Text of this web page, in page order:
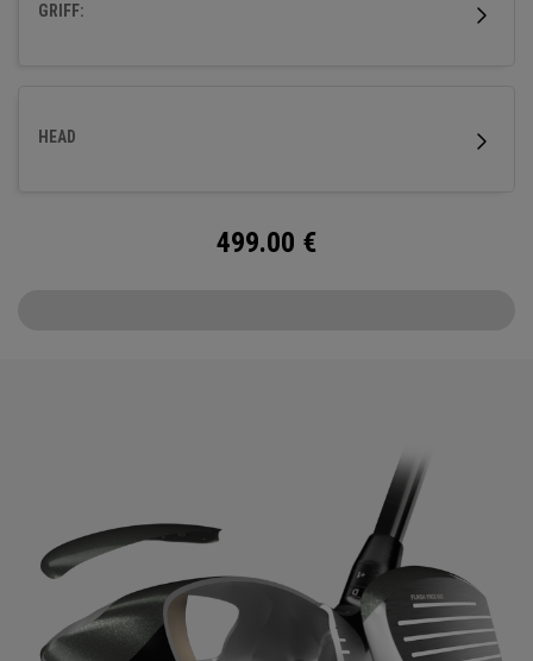
GRIFF:
HEAD
499.00 €